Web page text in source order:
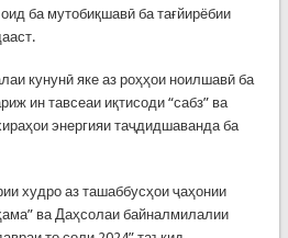
ба мутобиқшавӣ ба тағйирёбии
кунунӣ яке аз роҳҳои ноилшавӣ ба
ин тавсеаи иқтисоди “сабз” ва
энергияи таҷдидшаванда ба
худро аз ташаббусҳои ҷаҳонии
ва Даҳсолаи байналмилалии